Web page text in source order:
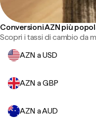
Conversioni AZN più
Scopri i tassi di cambio da
AZN a USD
AZN a GBP
AZN a AUD